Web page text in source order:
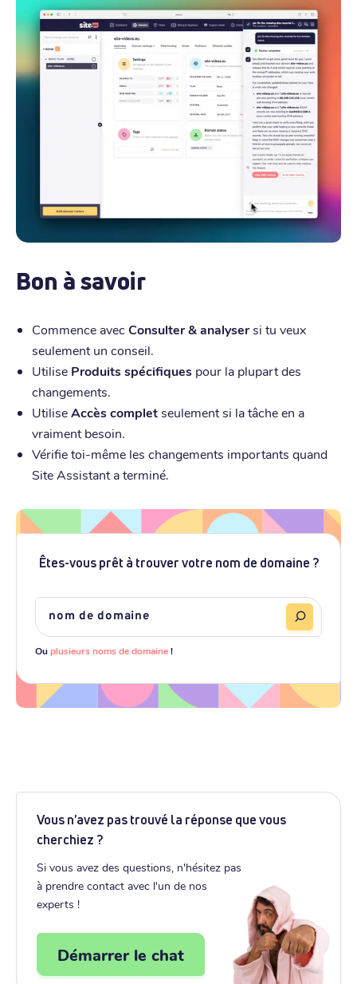
Bon à savoir
Commence avecConsulter & analysersi tu veux
seulement un conseil.
Utilise Produits spécifiques pour la plupart des
changements.
UtiliseAccès completseulement si la tâche en a
vraiment besoin.
Vérifie toi-même les changements importants quand
Site Assistant a terminé.
Êtes-vous prêt à trouver votre nom de domaine ?
Ouplusieurs noms de domaine!
Vous n'avez pas trouvé la réponse que vous
cherchiez ?
Si vous avez des questions, n'hésitez pas
à prendre contact avec l'un de nos
experts !
Démarrer le chat